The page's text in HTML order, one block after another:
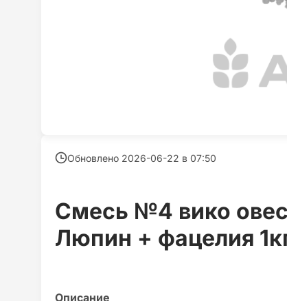
Обновлено 2026-06-22 в 07:50
Смесь №4 вико
Люпин + фацелия